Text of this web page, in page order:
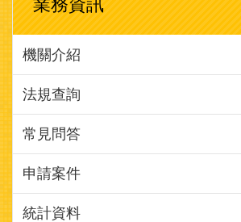
業務資訊
機關介紹
法規查詢
常見問答
申請案件
統計資料